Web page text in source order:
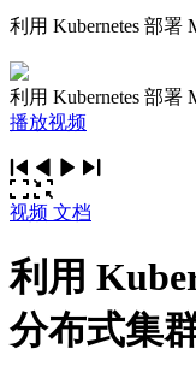
利用 Kubernetes 部署
利用 Kubernetes 部署
播放视频
视频 文档
利用
分布式集